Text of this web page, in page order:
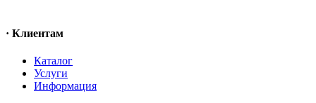
· Клиентам
Каталог
Услуги
Информация